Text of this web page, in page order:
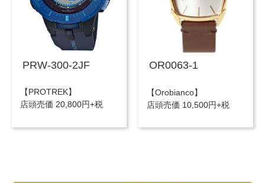
PRW-300-2JF
【PROTREK】
店頭売価 20,800円+税
OR0063-1
【Orobianco】
店頭売価 10,500円+税